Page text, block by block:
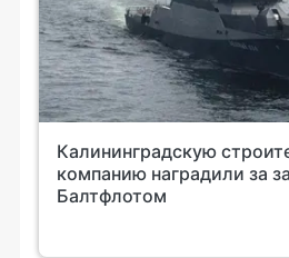
Калининградскую
компанию наградили за
Балтфлотом